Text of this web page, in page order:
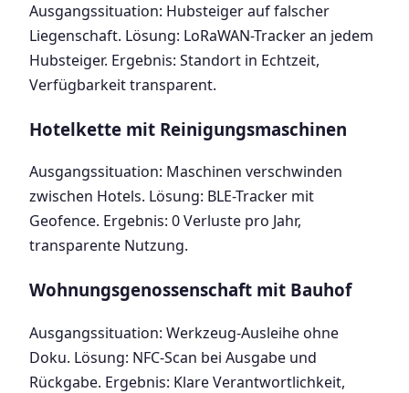
Ausgangssituation: Hubsteiger auf falscher
Liegenschaft. Lösung: LoRaWAN-Tracker an jedem
Hubsteiger. Ergebnis: Standort in Echtzeit,
Verfügbarkeit transparent.
Hotelkette mit Reinigungsmaschinen
Ausgangssituation: Maschinen verschwinden
zwischen Hotels. Lösung: BLE-Tracker mit
Geofence. Ergebnis: 0 Verluste pro Jahr,
transparente Nutzung.
Wohnungsgenossenschaft mit Bauhof
Ausgangssituation: Werkzeug-Ausleihe ohne
Doku. Lösung: NFC-Scan bei Ausgabe und
Rückgabe. Ergebnis: Klare Verantwortlichkeit,